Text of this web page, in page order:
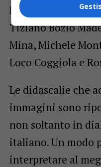
Moglietti, archivio
Tiziano Bozio
Mina, Michele
Loco Coggiola e
Le didascalie che
immagini sono
non soltanto in
italiano. Un modo
interpretare al